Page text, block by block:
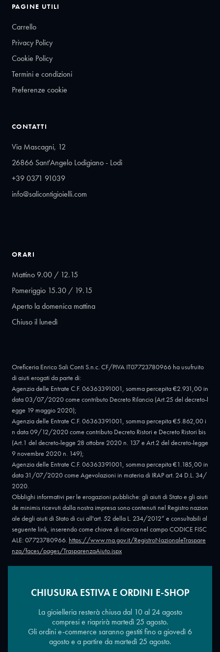
PAGINE UTILI
Carrello
Privacy Policy
Cookie Policy
Termini e condizioni
Preferenze cookie
CONTATTI
Via Mascagni, 12
26866 Sant'Angelo Lodigiano - Lodi
+39 0371 91039
info@salicontigioielli.com
ORARI
Mattino 9.00 / 12.15
Pomeriggio 15.30 / 19.15
Aperto la domenica mattina
Chiuso il lunedì
Oreficeria Enrico Sali Conti S.n.c. CF/PIVA IT07723780966 ha usufruito
di aiuti erogati da parte di:
Agenzia delle Entrate C.F. 06363391001, somma percepita €2.931,00 in
data 03/07/2020 come contributo Decreto Rilancio (Art.25 del decreto-l
egge 19 maggio 2020);
Agenzia delle Entrate C.F. 06363391001, somma percepita €5.862,00 i
n data 09/12/2020 come contributo Decreto Ristori e Decreto Ristori bis
(Art.1 del decreto-legge 28 ottobre 2020 n. 137 e Art.2 del decreto-legge
9 novembre 2020 n. 149);
Agenzia delle Entrate C.F. 06363391001, somma percepita €1.185,00 in
data 31/07/2020 come Agevolazioni in materia di IRAP art. 24 D.L. 34/
2020.
Obblighi informativi per le erogazioni pubbliche: gli aiuti di Stato e gli aiuti
de minimis ricevuti dalla nostra impresa sono contenuti nel Registro nazion
ale degli aiuti di Stato di cui all'art. 52 della L. 234/2012” e consultabili al
seguente link, inserendo come chiave di ricerca nel campo CODICE FISC
ALE: 07723780966. https://www.rna.gov.it/RegistroNazionaleTraspare
nza/faces/pages/TrasparenzaAiuto.jspx
Copyright © 2026 - Oreficeria Enrico Sali Conti e C. snc - Partita IVA
CHIUSURA ESTIVA E ORDINI E-SHOP
La gioielleria resterà chiusa dal 10 al 24 agosto
compresi e riaprirà martedì 25 agosto.
Gli ordini e-commerce saranno gestiti fino a giovedì 6
agosto e a partire da martedì 25 agosto.